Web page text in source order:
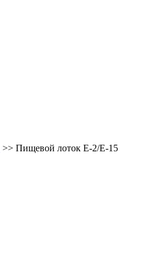
>> Пищевой лоток E-2/E-15